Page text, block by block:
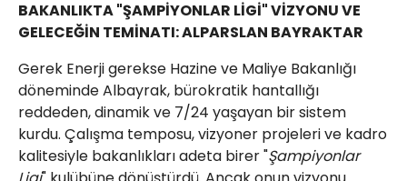
​BAKANLIKTA "ŞAMPİYONLAR LİGİ" VİZYONU VE
GELECEĞİN TEMİNATI: ALPARSLAN BAYRAKTAR
​Gerek Enerji gerekse Hazine ve Maliye Bakanlığı
döneminde Albayrak, bürokratik hantallığı
reddeden, dinamik ve 7/24 yaşayan bir sistem
kurdu. Çalışma temposu, vizyoner projeleri ve kadro
kalitesiyle bakanlıkları adeta birer "Şampiyonlar